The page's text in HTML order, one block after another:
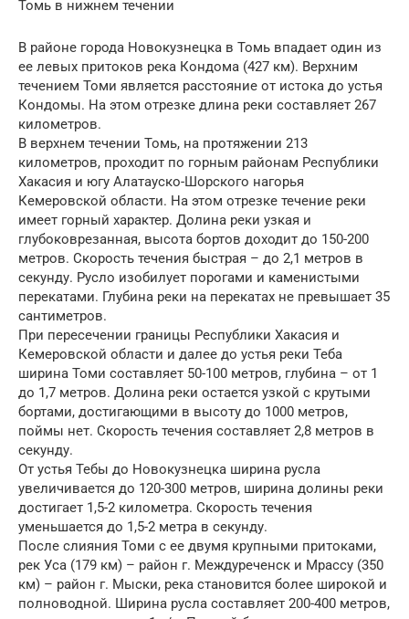
Томь в нижнем течении
В районе города Новокузнецка в Томь впадает один из
ее левых притоков река Кондома (427 км). Верхним
течением Томи является расстояние от истока до устья
Кондомы. На этом отрезке длина реки составляет 267
километров.
В верхнем течении Томь, на протяжении 213
километров, проходит по горным районам Республики
Хакасия и югу Алатауско-Шорского нагорья
Кемеровской области. На этом отрезке течение реки
имеет горный характер. Долина реки узкая и
глубоковрезанная, высота бортов доходит до 150-200
метров. Скорость течения быстрая – до 2,1 метров в
секунду. Русло изобилует порогами и каменистыми
перекатами. Глубина реки на перекатах не превышает 35
сантиметров.
При пересечении границы Республики Хакасия и
Кемеровской области и далее до устья реки Теба
ширина Томи составляет 50-100 метров, глубина – от 1
до 1,7 метров. Долина реки остается узкой с крутыми
бортами, достигающими в высоту до 1000 метров,
поймы нет. Скорость течения составляет 2,8 метров в
секунду.
От устья Тебы до Новокузнецка ширина русла
увеличивается до 120-300 метров, ширина долины реки
достигает 1,5-2 километра. Скорость течения
уменьшается до 1,5-2 метра в секунду.
После слияния Томи с ее двумя крупными притоками,
рек Уса (179 км) – район г. Междуреченск и Мрассу (350
км) – район г. Мыски, река становится более широкой и
полноводной. Ширина русла составляет 200-400 метров,